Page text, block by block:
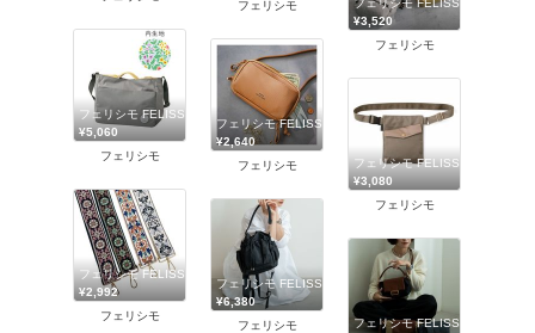
フェリシモ
フェリシモ FELISSIMO
¥3,520
フェリシモ
フェリシモ FELISSIMO
¥5,060
フェリシモ
フェリシモ FELISSIMO
¥2,640
フェリシモ
フェリシモ FELISSIMO
¥3,080
フェリシモ
フェリシモ FELISSIMO
¥2,992
フェリシモ
フェリシモ FELISSIMO
¥6,380
フェリシモ
フェリシモ FELISSIMO